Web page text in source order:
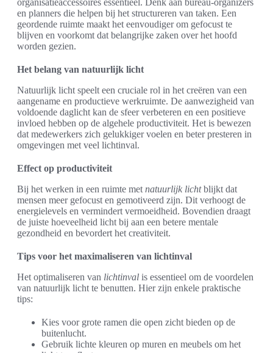
organisatieaccessoires essentieel. Denk aan bureau-organizers
en planners die helpen bij het structureren van taken. Een
geordende ruimte maakt het eenvoudiger om gefocust te
blijven en voorkomt dat belangrijke zaken over het hoofd
worden gezien.
Het belang van natuurlijk licht
Natuurlijk licht speelt een cruciale rol in het creëren van een
aangename en productieve werkruimte. De aanwezigheid van
voldoende daglicht kan de sfeer verbeteren en een positieve
invloed hebben op de algehele productiviteit. Het is bewezen
dat medewerkers zich gelukkiger voelen en beter presteren in
omgevingen met veel lichtinval.
Effect op productiviteit
Bij het werken in een ruimte met natuurlijk lichtblijkt dat
mensen meer gefocust en gemotiveerd zijn. Dit verhoogt de
energielevels en vermindert vermoeidheid. Bovendien draagt
de juiste hoeveelheid licht bij aan een betere mentale
gezondheid en bevordert het creativiteit.
Tips voor het maximaliseren van lichtinval
Het optimaliseren van lichtinval is essentieel om de voordelen
van natuurlijk licht te benutten. Hier zijn enkele praktische
tips:
Kies voor grote ramen die open zicht bieden op de
buitenlucht.
Gebruik lichte kleuren op muren en meubels om het